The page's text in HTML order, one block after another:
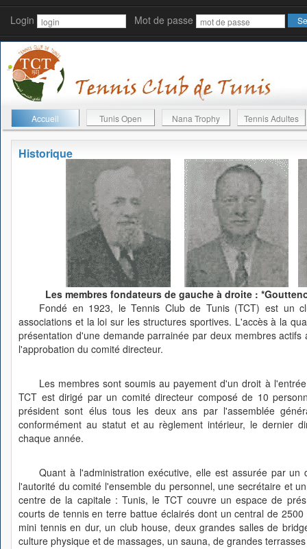
Login Mot de passe
Accueil Tunis Open Nana Trophy Tennis Adultes
Historique
Les membres fondateurs de gauche à droite :
Fondé en 1923, le Tennis Club de Tunis (TCT) est un
associations et la loi sur les structures sportives. L'accès à la
présentation d'une demande parrainée par deux membres
l'approbation du comité directeur.
Les membres sont soumis au payement d'un droit à
TCT est dirigé par un comité directeur composé de 10
président sont élus tous les deux ans par l'assemblée
conformément au statut et au règlement intérieur, le dernier
chaque année.
Quant à l'administration exécutive, elle est assurée par
l'autorité du comité l'ensemble du personnel, une secrétaire et
centre de la capitale : Tunis, le TCT couvre un espace de
courts de tennis en terre battue éclairés dont un central de
mini tennis en dur, un club house, deux grandes salles de
culture physique et de massages, un sauna, de grandes